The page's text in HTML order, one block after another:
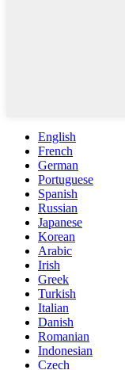
English
French
German
Portuguese
Spanish
Russian
Japanese
Korean
Arabic
Irish
Greek
Turkish
Italian
Danish
Romanian
Indonesian
Czech